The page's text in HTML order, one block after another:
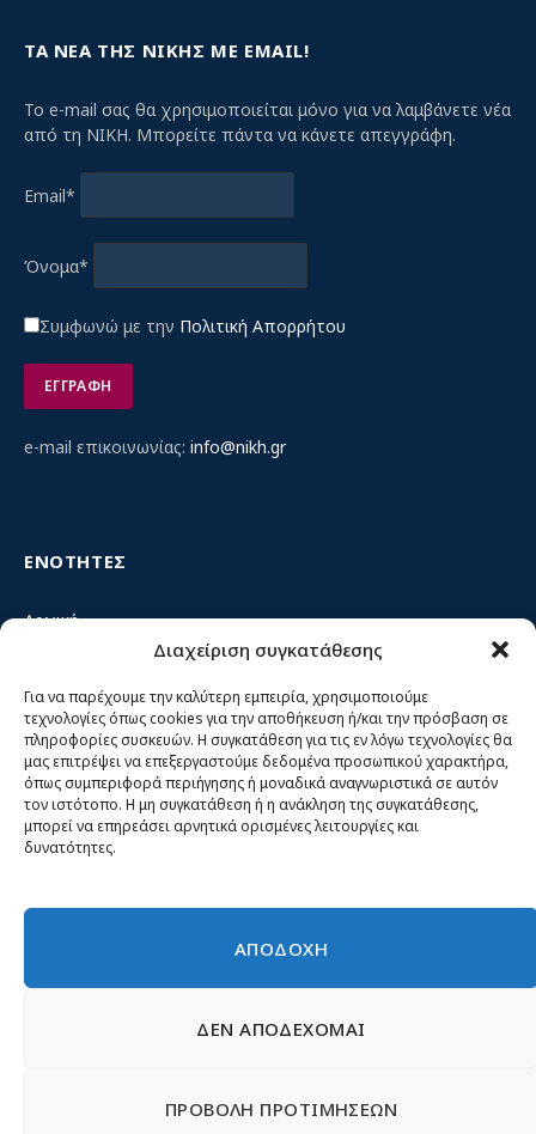
Διαχείριση συγκατάθεσης
Για να παρέχουμε την καλύτερη εμπειρία, χρησιμοποιούμε
τεχνολογίες όπως cookies για την αποθήκευση ή/και την πρόσβαση σε
πληροφορίες συσκευών. Η συγκατάθεση για τις εν λόγω τεχνολογίες θα
μας επιτρέψει να επεξεργαστούμε δεδομένα προσωπικού χαρακτήρα,
όπως συμπεριφορά περιήγησης ή μοναδικά αναγνωριστικά σε αυτόν
τον ιστότοπο. Η μη συγκατάθεση ή η ανάκληση της συγκατάθεσης,
μπορεί να επηρεάσει αρνητικά ορισμένες λειτουργίες και
δυνατότητες.
ΑΠΟΔΟΧΗ
ΔΕΝ ΑΠΟΔΕΧΟΜΑΙ
ΠΡΟΒΟΛΗ ΠΡΟΤΙΜΗΣΕΩΝ
ΤΑ ΝΕΑ ΤΗΣ ΝΙΚΗΣ ΜΕ EMAIL!
Το e-mail σας θα χρησιμοποιείται μόνο για να λαμβάνετε νέα
από τη ΝΙΚΗ. Μπορείτε πάντα να κάνετε απεγγράφη.
Email*
Όνομα*
Συμφωνώ με την Πολιτική Απορρήτου
e-mail επικοινωνίας: info@nikh.gr
ΕΝΟΤΗΤΕΣ
Αρχική
Κίνημα ΝΙΚΗ – Ποιοι είμαστε, αρχές & δράση
Θέσεις
Πρόσωπα
Όργανα και ομάδες
Βίντεο
Δελτία Τύπου
© 2026 Νίκη
Έντυπα
Εγγραφή μέλους
Γίνε φίλος